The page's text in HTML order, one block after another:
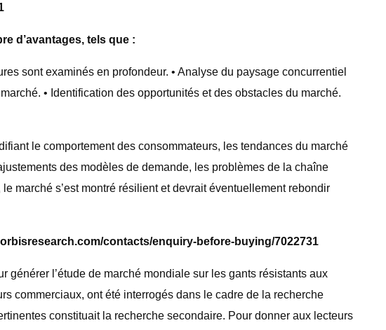
d’avantages, tels que :
sont examinés en profondeur. • Analyse du paysage concurrentiel
• Identification des opportunités et des obstacles du marché.
le comportement des consommateurs, les tendances du marché
des modèles de demande, les problèmes de la chaîne
marché s’est montré résilient et devrait éventuellement rebondir
contacts/enquiry-before-buying/7022731
l’étude de marché mondiale sur les gants résistants aux
commerciaux, ont été interrogés dans le cadre de la recherche
constituait la recherche secondaire. Pour donner aux lecteurs